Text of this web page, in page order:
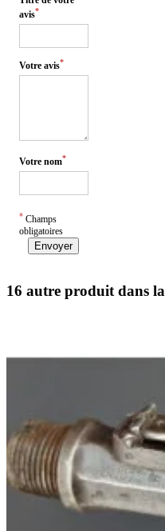
avis*
Votre avis*
Votre nom*
* Champs
obligatoires
Envoyer
16 autre produit dans